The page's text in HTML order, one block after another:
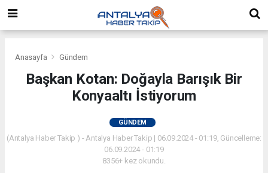
Anasayfa Gündem
Başkan Kotan: Doğayla Barışık Bir
Konyaaltı İstiyorum
GÜNDEM
(Antalya Haber Takip ) - Antalya Haber Takip | 06.09.2024 - 01:19, Güncelleme:
06.09.2024 - 01:19
8356+ kez okundu.